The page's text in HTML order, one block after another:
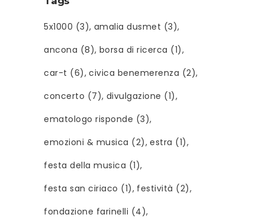
5x1000 (3) amalia dusmet (3)
ancona (8) borsa di ricerca (1)
car-t (6) civica benemerenza (2)
concerto (7) divulgazione (1)
ematologo risponde (3)
emozioni & musica (2) estra (1)
festa della musica (1)
festa san ciriaco (1) festività (2)
fondazione farinelli (4)